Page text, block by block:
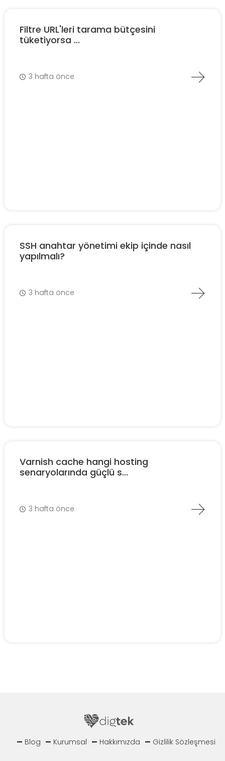
Filtre URL'leri tarama bütçesini
tüketiyorsa ...
3 hafta önce
SSH anahtar yönetimi ekip içinde nasıl
yapılmalı?
3 hafta önce
Varnish cache hangi hosting
senaryolarında güçlü s...
3 hafta önce
Blog Kurumsal Hakkımızda Gizlilik Sözleşmesi